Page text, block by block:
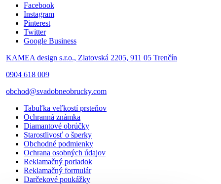
Facebook
Instagram
Pinterest
Twitter
Google Business
KAMEA design s.r.o., Zlatovská 2205, 911 05 Trenčín
0904 618 009
obchod@svadobneobrucky.com
Tabuľka veľkostí prsteňov
Ochranná známka
Diamantové obrúčky
Starostlivosť o šperky
Obchodné podmienky
Ochrana osobných údajov
Reklamačný poriadok
Reklamačný formulár
Darčekové poukážky